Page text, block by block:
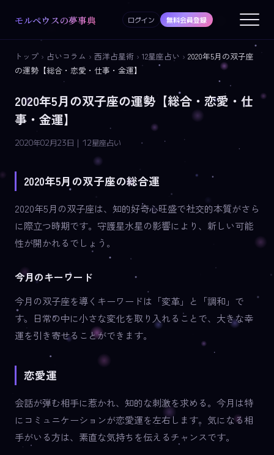
モルペウスの夢事典 ログイン 無料会員登録
トップ › 占いコラム › 西洋占星術 › 12星座占い › 2020年5月の双子座
の運勢【総合・恋愛・仕事・金運】
2020年5月の双子座の運勢【総合・恋愛・仕
事・金運】
2020年02月23日 | 12星座占い
2020年5月の双子座の総合運
2020年5月の双子座は、知的好奇心旺盛で社交的本質がさら
に際立つ時期です。守護星水星の影響により、新しい可能
性が開かれるでしょう。
今月のキーワード
今月の双子座を導くキーワードは「変革」と「調和」で
す。日常の中に小さな変化を取り入れることで、大きな幸
運を引き寄せることができます。
恋愛運
会話が弾む相手に惹かれ、知的な刺激を求める。今月は特
にコミュニケーションが恋愛運を左右します。気になる相
手がいる方は、素直な気持ちを伝えるチャンスです。